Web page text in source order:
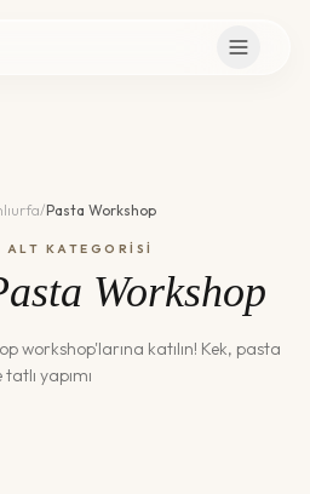
/Pasta Workshop
ALT KATEGORİSİ
Workshop
workshop'larına katılın! Kek, pasta
tatlı yapımı